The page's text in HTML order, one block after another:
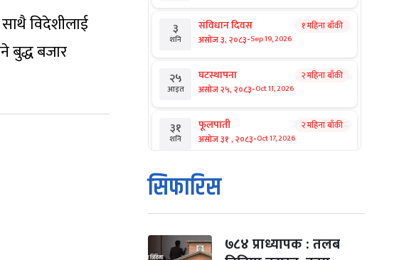
विदेशीलाई
बुद्ध बजार
३
शनि
संविधान दिवस
असोज ३, २०८३-Sep 19, 2026
१ महिना बाँकी
२५
आइत
घटस्थापना
असोज २५, २०८३-Oct 11, 2026
२ महिना बाँकी
३१
शनि
फूलपाती
असोज ३१ , २०८३-Oct 17, 2026
२ महिना बाँकी
१
आइत
कार्तिक सङ्क्रान्ति
कार्तिक १, २०८३
मंगल कार्तिक ३, २०८३ -Oct 20, 2026
सिफारिस
७८४ प्राध्यापक : तलब